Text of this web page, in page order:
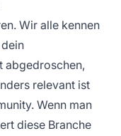
Wir alle kennen
abgedroschen,
relevant ist
Wenn man
diese Branche